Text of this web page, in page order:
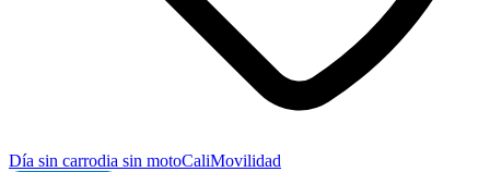
Día sin carrodia sin motoCaliMovilidad